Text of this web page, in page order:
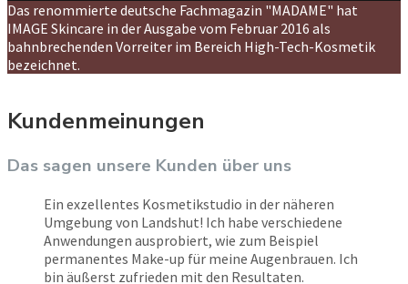
Das renommierte deutsche Fachmagazin "MADAME" hat
IMAGE Skincare in der Ausgabe vom Februar 2016 als
bahnbrechenden Vorreiter im Bereich High-Tech-Kosmetik
bezeichnet.
Kundenmeinungen
Das sagen unsere Kunden über uns
Ein exzellentes Kosmetikstudio in der näheren
Umgebung von Landshut! Ich habe verschiedene
Anwendungen ausprobiert, wie zum Beispiel
permanentes Make-up für meine Augenbrauen. Ich
bin äußerst zufrieden mit den Resultaten.